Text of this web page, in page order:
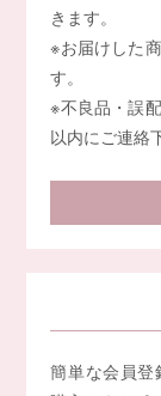
きます。
※お届けした
す。
※不良品・誤
以内にご連絡
簡単な会員登